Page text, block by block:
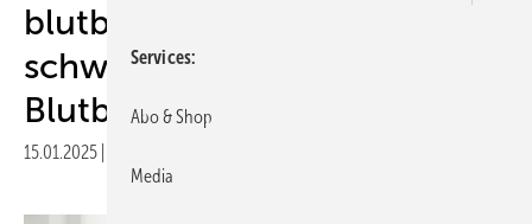
blutbildenden Gewebes und
schweren Erkrankungen der
Blutbildung
15.01.2025
Services
Abo & Shop
Media